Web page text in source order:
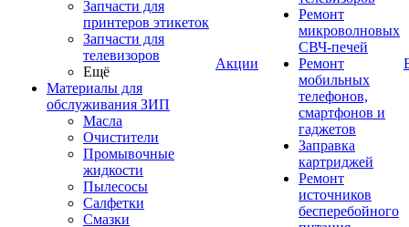
Запчасти для
принтеров этикеток
Запчасти для
телевизоров
Ещё
Материалы для
обслуживания ЗИП
Масла
Очистители
Промывочные
жидкости
Пылесосы
Салфетки
Смазки
Акции
Ремонт
микроволновых
СВЧ-печей
Ремонт
мобильных
телефонов,
смартфонов и
гаджетов
Заправка
картриджей
Ремонт
источников
бесперебойного